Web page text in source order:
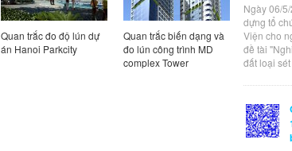
Quan trắc đo độ lún dự
án Hanoi Parkcity
Quan trắc biến dạng và
đo lún công trình MD
complex Tower
Quan trắc
nghiêng
Ngày 06/
dựng tổ
Viện cho
đề tài
đất loại